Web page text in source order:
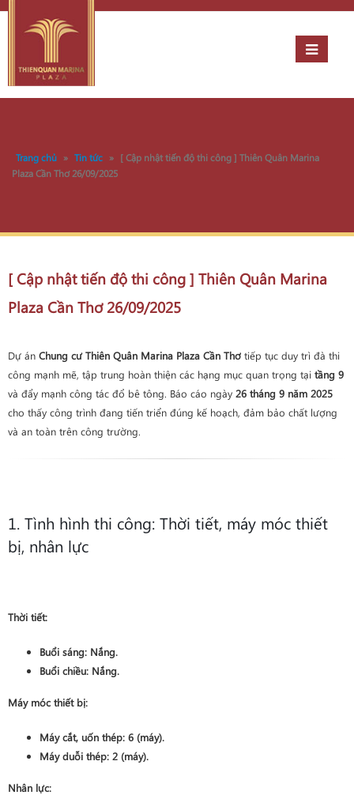
Trang chủ » Tin tức » [ Cập nhật tiến độ thi công ] Thiên Quân Marina
Plaza Cần Thơ 26/09/2025
[ Cập nhật tiến độ thi công ] Thiên Quân Marina
Plaza Cần Thơ 26/09/2025
Dự án Chung cư Thiên Quân Marina Plaza Cần Thơ tiếp tục duy trì đà thi
công mạnh mẽ, tập trung hoàn thiện các hạng mục quan trọng tại tầng 9
và đẩy mạnh công tác đổ bê tông. Báo cáo ngày 26 tháng 9 năm 2025
cho thấy công trình đang tiến triển đúng kế hoạch, đảm bảo chất lượng
và an toàn trên công trường.
1. Tình hình thi công: Thời tiết, máy móc thiết
bị, nhân lực
Thời tiết:
Buổi sáng: Nắng.
Buổi chiều: Nắng.
Máy móc thiết bị:
Máy cắt, uốn thép: 6 (máy).
Máy duỗi thép: 2 (máy).
Nhân lực: